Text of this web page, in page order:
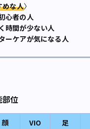
めな人〉
心者の人
時間が少ない人
ーケアが気になる人
部位
顔 VIO 足